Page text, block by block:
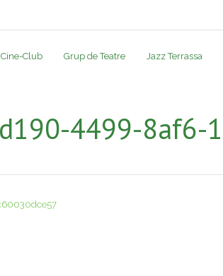
Cine-Club Grup de Teatre Jazz Terrassa
4499-8af6-